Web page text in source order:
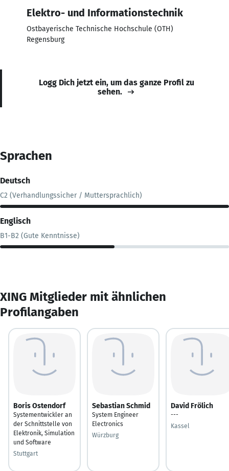
Elektro- und Informationstechnik
Ostbayerische Technische Hochschule (OTH)
Regensburg
Logg Dich jetzt ein, um das ganze Profil zu
sehen.
Sprachen
Deutsch
C2 (Verhandlungssicher / Muttersprachlich)
Englisch
B1-B2 (Gute Kenntnisse)
XING Mitglieder mit ähnlichen
Profilangaben
Boris Ostendorf
Systementwickler an
der Schnittstelle von
Elektronik, Simulation
und Software
Stuttgart
Sebastian Schmid
System Engineer
Electronics
Würzburg
David Frölich
---
Kassel